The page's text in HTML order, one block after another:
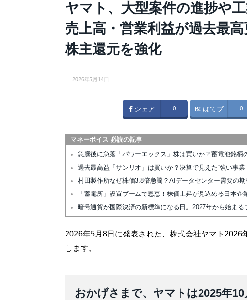
ヤマト、大型案件の進捗や
売上高・営業利益が過去最
株主還元を強化
2026年5月14日
シェア 0 はてブ 0
マネーボイス 必読の記事
急騰後に急落「パワーエックス」株は買いか？蓄電池銘柄
過去最高益「サンリオ」は買いか？決算で見えた“強い事業
村田製作所なぜ株価3.8倍急騰？AIデータセンター需要の
「蓄電所」設置ブームで恩恵！株価上昇が見込める日本企
暗号通貨が国際決済の新標準になる日。2027年から始ま
2026年5月8日に発表された、株式会社ヤマト2026
します。
おかげさまで、ヤマトは2025年